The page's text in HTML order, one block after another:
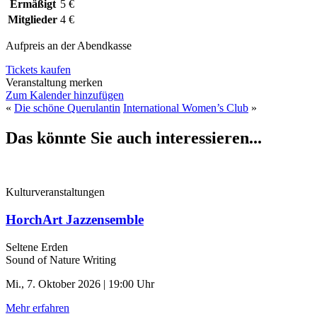
Ermäßigt 5 €
Mitglieder 4 €
Aufpreis an der Abendkasse
Tickets kaufen
Veranstaltung merken
Zum Kalender hinzufügen
« Die schöne Querulantin International Women’s Club »
Das könnte Sie auch interessieren...
Kulturveranstaltungen
HorchArt Jazzensemble
Seltene Erden
Sound of Nature Writing
Mi., 7. Oktober 2026 | 19:00 Uhr
Mehr erfahren